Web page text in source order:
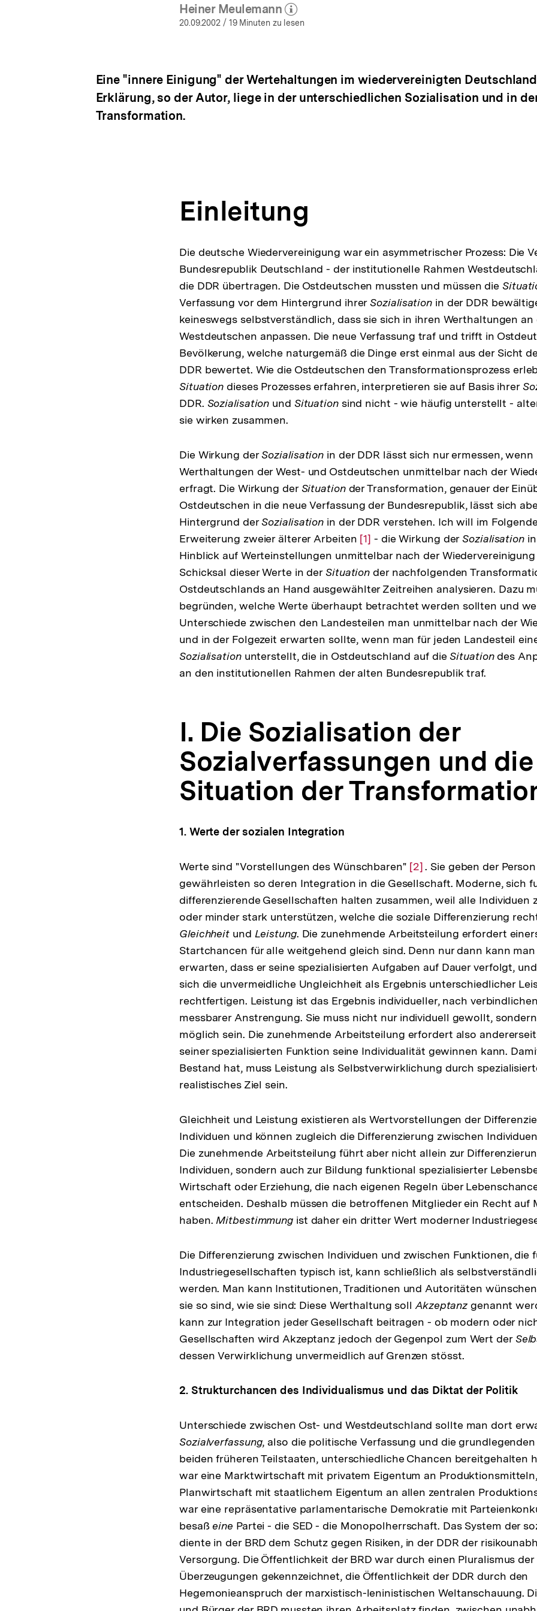
Heiner Meulemann
(Mehr zum Autor)
öffnen
20.09.2002 / 19 Minuten zu lesen
Eine "innere Einigung" der Wertehaltungen im wiedervereinigten
Erklärung, so der Autor, liege in der unterschiedlichen Sozialisation und in
Transformation.
Einleitung
Die deutsche Wiedervereinigung war ein asymmetrischer Prozess: Die
Bundesrepublik Deutschland - der institutionelle Rahmen
die DDR übertragen. Die Ostdeutschen mussten und müssen die
Verfassung vor dem Hintergrund ihrerSozialisation in der DDR
keineswegs selbstverständlich, dass sie sich in ihren Werthaltungen an
Westdeutschen anpassen. Die neue Verfassung traf und trifft in
Bevölkerung, welche naturgemäß die Dinge erst einmal aus der Sicht
DDR bewertet. Wie die Ostdeutschen den Transformationsprozess
Situation dieses Prozesses erfahren, interpretieren sie auf Basis ihrer
DDR. Sozialisation und Situationsind nicht - wie häufig unterstellt -
sie wirken zusammen.
Die Wirkung derSozialisation in der DDR lässt sich nur ermessen, wenn
Werthaltungen der West- und Ostdeutschen unmittelbar nach der
erfragt. Die Wirkung derSituationder Transformation, genauer der
Ostdeutschen in die neue Verfassung der Bundesrepublik, lässt sich
Hintergrund derSozialisation in der DDR verstehen. Ich will im
Erweiterung zweier älterer Arbeiten Zur
Auflösung
der
Fußnote
[1] - die Wirkung derSozialisationin
Hinblick auf Werteinstellungen unmittelbar nach der
Schicksal dieser Werte in derSituation der nachfolgenden
Ostdeutschlands an Hand ausgewählter Zeitreihen analysieren. Dazu
begründen, welche Werte überhaupt betrachtet werden sollten und
Unterschiede zwischen den Landesteilen man unmittelbar nach der
und in der Folgezeit erwarten sollte, wenn man für jeden Landesteil
Sozialisationunterstellt, die in Ostdeutschland auf dieSituationdes
an den institutionellen Rahmen der alten Bundesrepublik traf.
I. Die Sozialisation der
Sozialverfassungen und die
Situation der
1. Werte der sozialen Integration
Werte sind "Vorstellungen des Wünschbaren" Zur
Auflösung
der
Fußnote
[2]. Sie geben der
gewährleisten so deren Integration in die Gesellschaft. Moderne, sich
differenzierende Gesellschaften halten zusammen, weil alle Individuen
oder minder stark unterstützen, welche die soziale Differenzierung
Gleichheit und Leistung. Die zunehmende Arbeitsteilung erfordert
Startchancen für alle weitgehend gleich sind. Denn nur dann kann
erwarten, dass er seine spezialisierten Aufgaben auf Dauer verfolgt,
sich die unvermeidliche Ungleichheit als Ergebnis unterschiedlicher
rechtfertigen. Leistung ist das Ergebnis individueller, nach
messbarer Anstrengung. Sie muss nicht nur individuell gewollt,
möglich sein. Die zunehmende Arbeitsteilung erfordert also
seiner spezialisierten Funktion seine Individualität gewinnen kann.
Bestand hat, muss Leistung als Selbstverwirklichung durch
realistisches Ziel sein.
Gleichheit und Leistung existieren als Wertvorstellungen der
Individuen und können zugleich die Differenzierung zwischen
Die zunehmende Arbeitsteilung führt aber nicht allein zur
Individuen, sondern auch zur Bildung funktional spezialisierter
Wirtschaft oder Erziehung, die nach eigenen Regeln über
entscheiden. Deshalb müssen die betroffenen Mitglieder ein Recht auf
haben.Mitbestimmung ist daher ein dritter Wert moderner
Die Differenzierung zwischen Individuen und zwischen Funktionen, die
Industriegesellschaften typisch ist, kann schließlich als
werden. Man kann Institutionen, Traditionen und Autoritäten
sie so sind, wie sie sind: Diese Werthaltung sollAkzeptanz genannt
kann zur Integration jeder Gesellschaft beitragen - ob modern oder
Gesellschaften wird Akzeptanz jedoch der Gegenpol zum Wert der
dessen Verwirklichung unvermeidlich auf Grenzen stösst.
2. Strukturchancen des Individualismus und das Diktat der Politik
Unterschiede zwischen Ost- und Westdeutschland sollte man dort
Sozialverfassung, also die politische Verfassung und die
beiden früheren Teilstaaten, unterschiedliche Chancen bereitgehalten
war eine Marktwirtschaft mit privatem Eigentum an
Planwirtschaft mit staatlichem Eigentum an allen zentralen
war eine repräsentative parlamentarische Demokratie mit
besaß eine Partei - die SED - die Monopolherrschaft. Das System der
diente in der BRD dem Schutz gegen Risiken, in der DDR der
Versorgung. Die Öffentlichkeit der BRD war durch einen Pluralismus
Überzeugungen gekennzeichnet, die Öffentlichkeit der DDR durch den
Hegemonieanspruch der marxistisch-leninistischen Weltanschauung.